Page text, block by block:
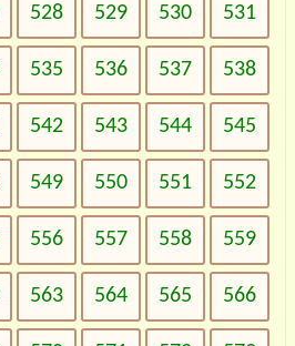
528 529 530 531
535 536 537 538
542 543 544 545
549 550 551 552
556 557 558 559
563 564 565 566